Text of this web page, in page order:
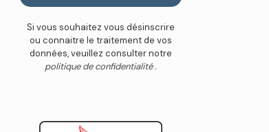
Si vous souhaitez vous désinscrire
ou connaitre le traitement de vos
données, veuillez consulter notre
politique de confidentialité .